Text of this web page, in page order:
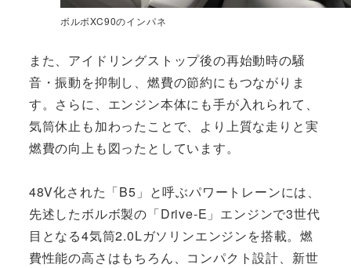
ボルボXC90のインパネ
また、アイドリングストップ後の再始動時の騒
音・振動を抑制し、燃費の節約にもつながりま
す。さらに、エンジン本体にも手が入れられて、
気筒休止も加わったことで、より上質な走りと実
燃費の向上も図ったとしています。
48V化された「B5」と呼ぶパワートレーンには、
先述したボルボ製の「Drive-E」エンジンで3世代
目となる4気筒2.0Lガソリンエンジンを搭載。燃
費性能の高さはもちろん、コンパクト設計、新世